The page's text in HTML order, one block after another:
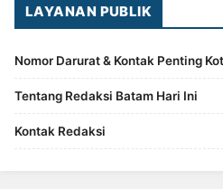
LAYANAN PUBLIK
Nomor Darurat & Kontak Penting
Tentang Redaksi Batam Hari Ini
Kontak Redaksi